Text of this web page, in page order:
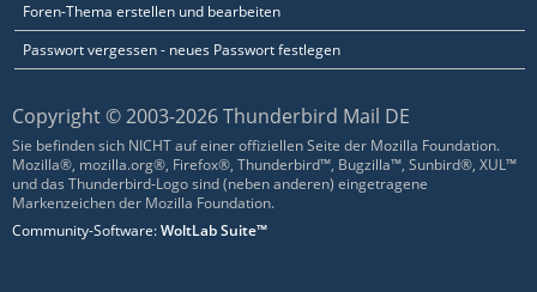
Foren-Thema erstellen und bearbeiten
Passwort vergessen - neues Passwort festlegen
Copyright © 2003-2026 Thunderbird Mail DE
Sie befinden sich NICHT auf einer offiziellen Seite der Mozilla Foundation.
Mozilla®, mozilla.org®, Firefox®, Thunderbird™, Bugzilla™, Sunbird®, XUL™
und das Thunderbird-Logo sind (neben anderen) eingetragene
Markenzeichen der Mozilla Foundation.
Community-Software:WoltLab Suite™